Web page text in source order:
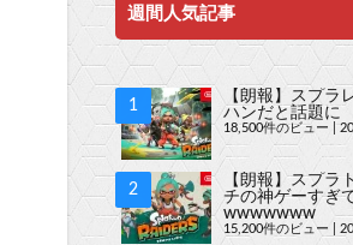
週間人気記事
【朗報】スプラ
ハンだと話題に
18,500件のビュー |
【朗報】スプラ
チの神ゲーすぎ
wwwwwww
15,200件のビュー